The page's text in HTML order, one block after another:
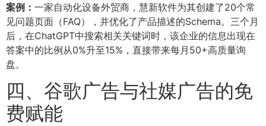
案例： 一家自动化设备外贸商，慧新软件为其创建了20个常
见问题页面（FAQ），并优化了产品描述的Schema。三个月
后，在ChatGPT中搜索相关关键词时，该企业的信息出现在
答案中的比例从0%升至15%，直接带来每月50+高质量询
盘。
四、谷歌广告与社媒广告的免
费赋能